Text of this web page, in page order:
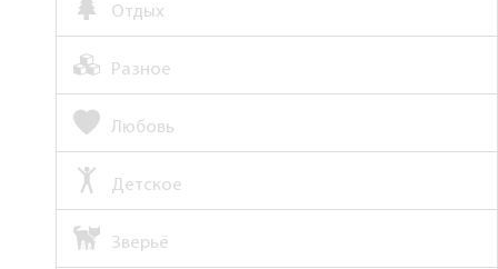
Отдых
Разное
Любовь
Детское
Зверьё